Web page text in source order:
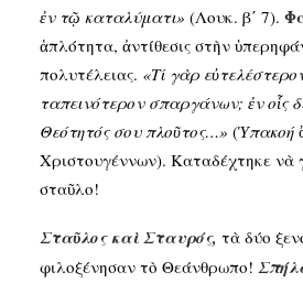
ἐν τῷ καταλύματι» (Λουκ. β΄ 7).
ἁπλότητα, ἀντίθεσις στὴν
πολυτέλειας. «Τί γὰρ
ταπεινότερον σπαργάνων; ἐν οἷς
Θεότητός σου πλοῦτος…» (Ὑπακοή
Χριστουγέννων). Καταδέχτηκε νὰ
σταῦλο!
Σταῦλος καὶ Σταυρός, τὰ δύο
φιλοξένησαν τὸ Θεάνθρωπο!